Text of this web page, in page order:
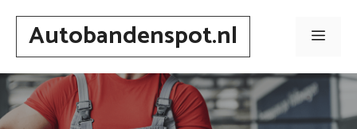
Spring
inhoudAutobandenspot.nl Menu